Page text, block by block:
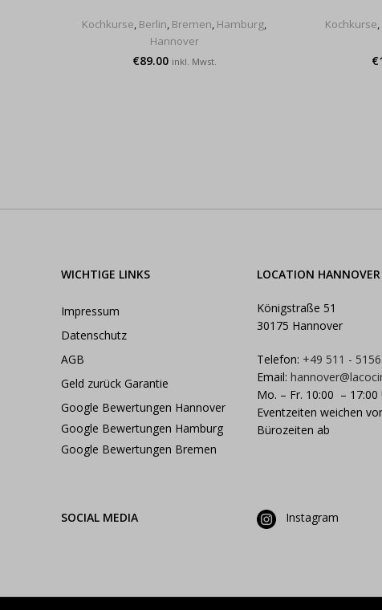
Kochkurse, Berlin, Bremen, Hamburg,
Hannover
€89.00 inkl. Mwst.
Kochkurse,
€
WICHTIGE LINKS
Impressum
Datenschutz
AGB
Geld zurück Garantie
Google Bewertungen Hannover
Google Bewertungen Hamburg
Google Bewertungen Bremen
LOCATION HANNOVER
Königstraße 51
30175 Hannover
Telefon: +49 511 -
Email:
Mo. – Fr. 10:00 – 17:00
Eventzeiten weichen
Bürozeiten ab
SOCIAL MEDIA Instagram